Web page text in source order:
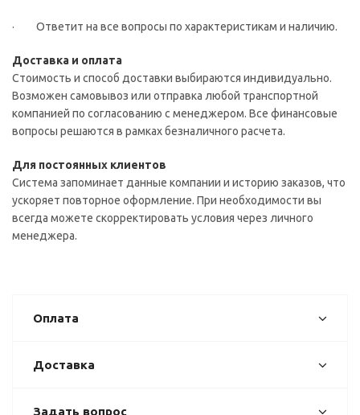
· Ответит на все вопросы по характеристикам и наличию.
Доставка и оплата
Стоимость и способ доставки выбираются индивидуально.
Возможен самовывоз или отправка любой транспортной
компанией по согласованию с менеджером. Все финансовые
вопросы решаются в рамках безналичного расчета.
Для постоянных клиентов
Система запоминает данные компании и историю заказов, что
ускоряет повторное оформление. При необходимости вы
всегда можете скорректировать условия через личного
менеджера.
Оплата
Доставка
Задать вопрос